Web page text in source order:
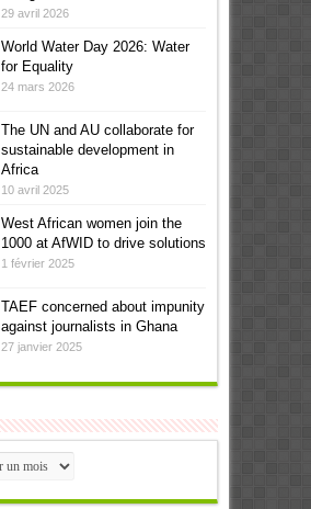
29 avril 2026
World Water Day 2026: Water
for Equality
24 mars 2026
The UN and AU collaborate for
sustainable development in
Africa
10 avril 2025
West African women join the
1000 at AfWID to drive solutions
1 février 2025
TAEF concerned about impunity
against journalists in Ghana
27 janvier 2025